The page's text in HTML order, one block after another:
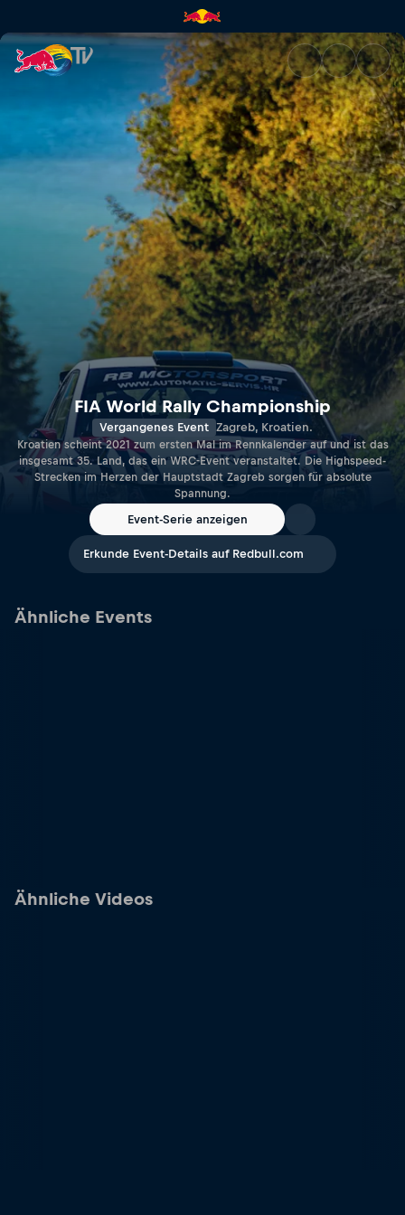
FIA World Rally
FIA World Rally Championship
Vergangenes Event Zagreb, Kroatien.
Kroatien scheint 2021 zum ersten Mal im Rennkalender auf und ist das
insgesamt 35. Land, das ein WRC-Event veranstaltet. Die Highspeed-
Strecken im Herzen der Hauptstadt Zagreb sorgen für absolute
Spannung.
Event-Serie anzeigen
Erkunde Event-Details auf Redbull.com
Ähnliche Events
Ähnliche Videos